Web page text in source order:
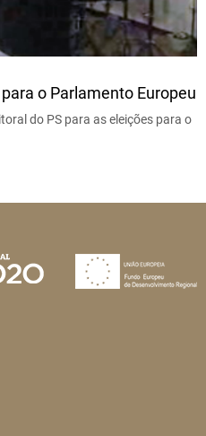
o Parlamento Europeu
do PS para as eleições para o